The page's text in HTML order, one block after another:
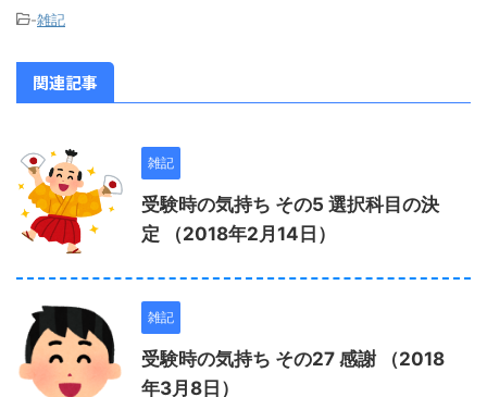
-雑記
関連記事
雑記
受験時の気持ち その5 選択科目の決
定 （2018年2月14日）
雑記
受験時の気持ち その27 感謝 （2018
年3月8日）